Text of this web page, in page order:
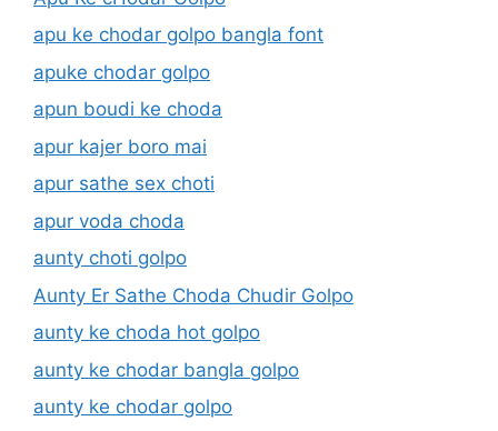
apu ke chodar golpo bangla font
apuke chodar golpo
apun boudi ke choda
apur kajer boro mai
apur sathe sex choti
apur voda choda
aunty choti golpo
Aunty Er Sathe Choda Chudir Golpo
aunty ke choda hot golpo
aunty ke chodar bangla golpo
aunty ke chodar golpo